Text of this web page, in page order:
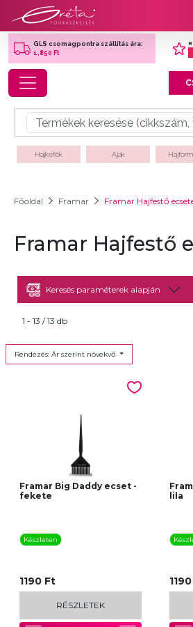
GLS csomagpontra szállítás ára:
1,850 Ft
Toggle navigation
Hajkefék Ajak
Főoldal Framar Framar Hajfestő
Framar Hajfestő
Keresés paraméterek alapján
1 - 13 / 13 db
Rendezés: Ár szerint növekvő
Framar Big Daddy ecset -
fekete
Készleten
1190 Ft
RÉSZLETEK
lila